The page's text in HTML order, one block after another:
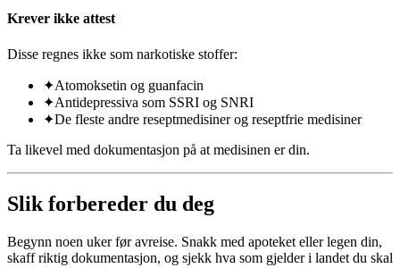
Krever ikke attest
Disse regnes ikke som narkotiske stoffer:
✦Atomoksetin og guanfacin
✦Antidepressiva som SSRI og SNRI
✦De fleste andre reseptmedisiner og reseptfrie medisiner
Ta likevel med dokumentasjon på at medisinen er din.
Slik forbereder du deg
Begynn noen uker før avreise. Snakk med apoteket eller legen din,
skaff riktig dokumentasjon, og sjekk hva som gjelder i landet du skal